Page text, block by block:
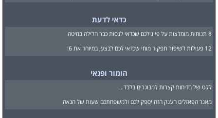
כדאי לדעת
8 תנוחות מומלצות על פי גילכם שכדאי לנסות כבר הלילה במיטה
12 פעולות לשיפור תפקוד מוחי שכדאי לכם לבצע, במיוחד את 6!
הומור ופנאי
לקט של בדיחות קצרות למבוגרים בלבד...
מאגר הפאזלים הענק הזה יספק לכם ולמשפחתכם שעות של הנאה